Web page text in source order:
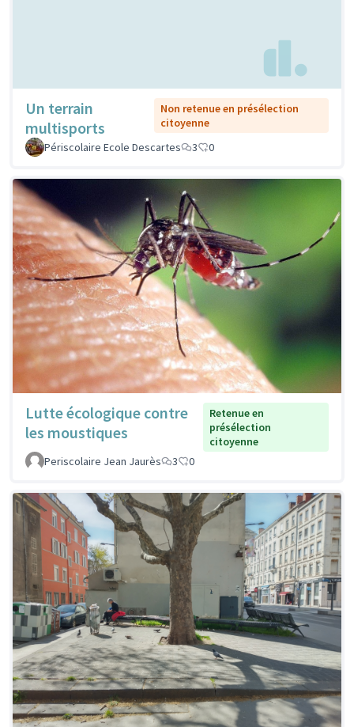
Un terrain
multisports
Non retenue en présélection
citoyenne
Périscolaire Ecole Descartes
3 0
Lutte écologique contre
les moustiques
Retenue en
présélection
citoyenne
Periscolaire Jean Jaurès
3 0